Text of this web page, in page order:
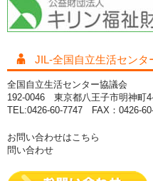
JIL-全国自立生活センタ
全国自立生活センター協議会
192-0046 東京都八王子市明神町
TEL:0426-60-7747 FAX：0426-
お問い合わせはこちら
問い合わせ